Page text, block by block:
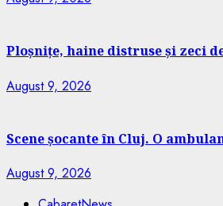
Ploșnițe, haine distruse și zeci
August 9, 2026
Scene șocante în Cluj. O
August 9, 2026